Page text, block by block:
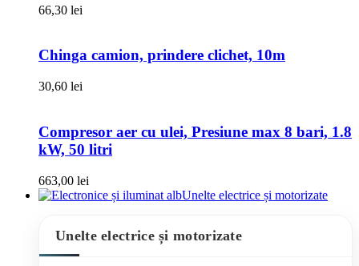
66,30 lei
Chinga camion, prindere clichet, 10m
30,60 lei
Compresor aer cu ulei, Presiune max 8 bari, 1.8
kW, 50 litri
663,00 lei
Unelte electrice și motorizate
Unelte electrice și motorizate